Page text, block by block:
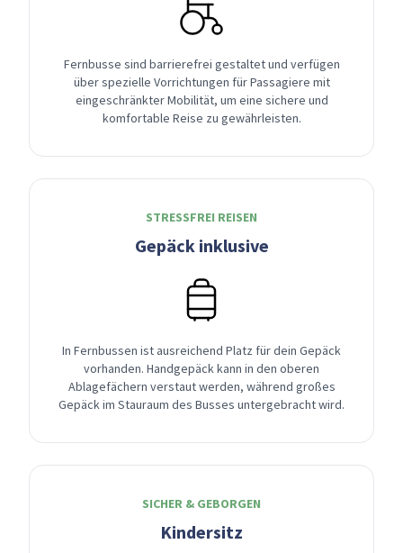
Fernbusse sind barrierefrei gestaltet und verfügen
über spezielle Vorrichtungen für Passagiere mit
eingeschränkter Mobilität, um eine sichere und
komfortable Reise zu gewährleisten.
STRESSFREI REISEN
Gepäck inklusive
In Fernbussen ist ausreichend Platz für dein Gepäck
vorhanden. Handgepäck kann in den oberen
Ablagefächern verstaut werden, während großes
Gepäck im Stauraum des Busses untergebracht wird.
SICHER & GEBORGEN
Kindersitz